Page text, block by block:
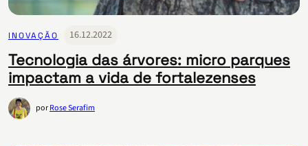
INOVAÇÃO 16.12.2022
Tecnologia das árvores: micro parques
impactam a vida de fortalezenses
porRose Serafim